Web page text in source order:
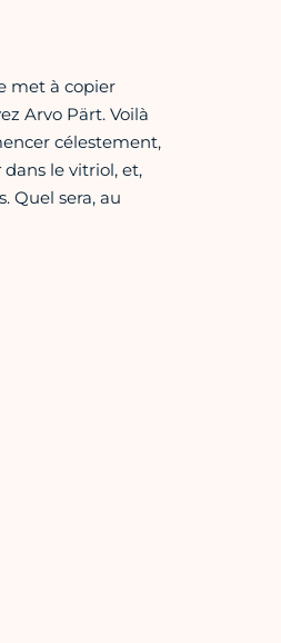
met à copier
Arvo Pärt. Voilà
célestement,
dans le vitriol, et,
Quel sera, au